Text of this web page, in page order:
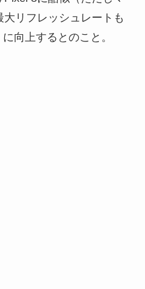
リフレッシュレートも
に向上するとのこと。